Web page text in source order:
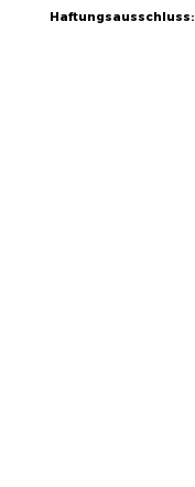
Haftungsausschluss: